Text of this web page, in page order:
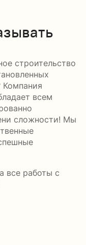
строительство
Компания
всем
сложности! Мы
все работы с